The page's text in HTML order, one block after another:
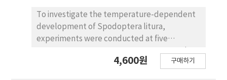
To investigate the temperature-dependent
development of Spodoptera litura,
experiments were conducted at five
35±1°C, with 60±5% relative humidity and a
4,600원 구매하기